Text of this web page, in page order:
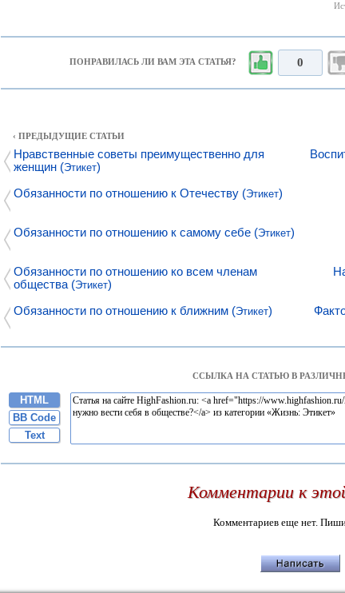
ПОНРАВИЛАСЬ ЛИ ВАМ ЭТА СТАТЬЯ? 0
‹ ПРЕДЫДУЩИЕ СТАТЬИ
Нравственные советы преимущественно для
женщин (Этикет)
Обязанности по отношению к Отечеству (Этикет)
Обязанности по отношению к самому себе (Этикет)
Обязанности по отношению ко всем членам
общества (Этикет)
Обязанности по отношению к ближним (Этикет)
ССЫЛКА НА СТАТЬЮ В
HTML
BB Code
Text
Комментарии к
Комментариев еще нет.